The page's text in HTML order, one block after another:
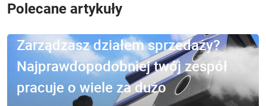
Polecane artykuły
Zarządzasz działem sprzedaży?
Najprawdopodobniej twój zespół
pracuje o wiele za dużo